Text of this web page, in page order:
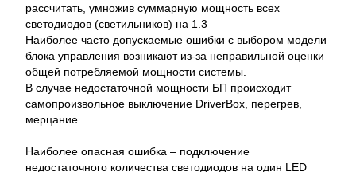
рассчитать, умножив суммарную мощность всех
светодиодов (светильников) на 1.3
Наиболее часто допускаемые ошибки с выбором модели
блока управления возникают из-за неправильной оценки
общей потребляемой мощности системы.
В случае недостаточной мощности БП происходит
самопроизвольное выключение DriverBox, перегрев,
мерцание.
Наиболее опасная ошибка – подключение
недостаточного количества светодиодов на один LED